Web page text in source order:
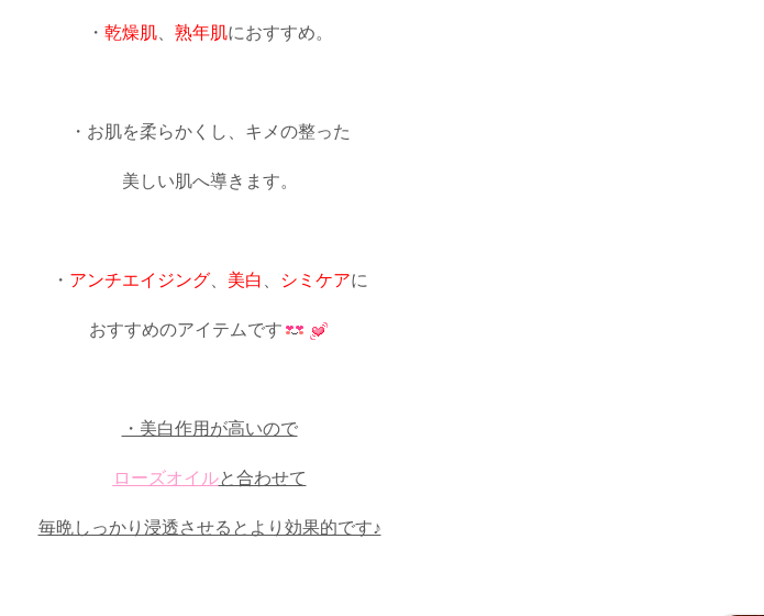
・ 乾燥肌、 熟年肌におすすめ。
・お肌を柔らかくし、キメの整った
美しい肌へ導きます。
・ アンチエイジング、 美白 シミケアに
おすすめのアイテムです
・美白作用が高いので
ローズオイルと合わせて
毎晩しっかり浸透させるとより効果的です♪